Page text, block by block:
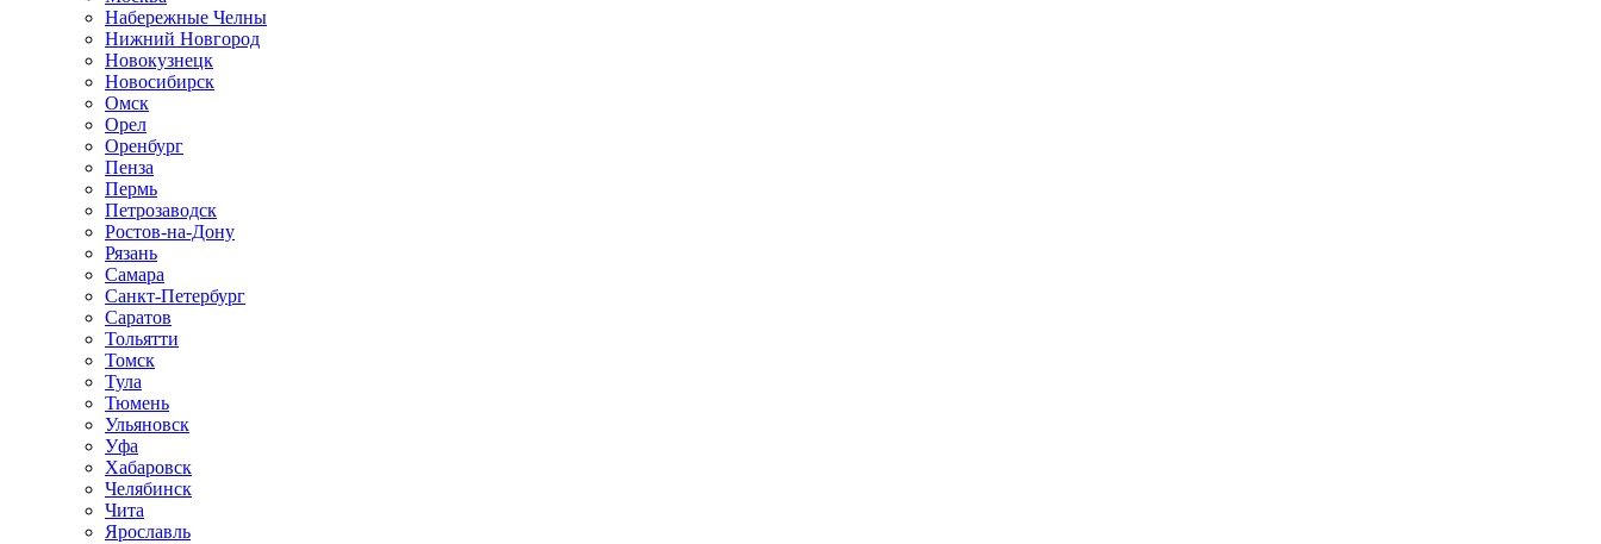
Набережные Челны
Нижний Новгород
Новокузнецк
Новосибирск
Омск
Орел
Оренбург
Пенза
Пермь
Петрозаводск
Ростов-на-Дону
Рязань
Самара
Санкт-Петербург
Саратов
Тольятти
Томск
Тула
Тюмень
Ульяновск
Уфа
Хабаровск
Челябинск
Чита
Ярославль